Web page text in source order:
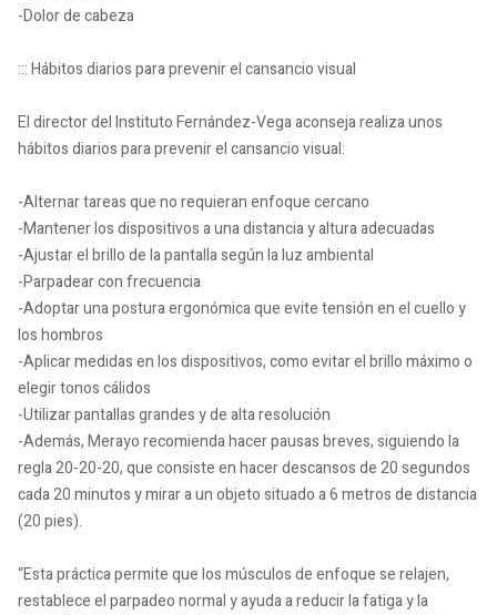
-Dolor de cabeza
::: Hábitos diarios para prevenir el cansancio visual
El director del Instituto Fernández-Vega aconseja realiza unos
hábitos diarios para prevenir el cansancio visual:
-Alternar tareas que no requieran enfoque cercano
-Mantener los dispositivos a una distancia y altura adecuadas
-Ajustar el brillo de la pantalla según la luz ambiental
-Parpadear con frecuencia
-Adoptar una postura ergonómica que evite tensión en el cuello y
los hombros
-Aplicar medidas en los dispositivos, como evitar el brillo máximo o
elegir tonos cálidos
-Utilizar pantallas grandes y de alta resolución
-Además, Merayo recomienda hacer pausas breves, siguiendo la
regla 20-20-20, que consiste en hacer descansos de 20 segundos
cada 20 minutos y mirar a un objeto situado a 6 metros de distancia
(20 pies).
“Esta práctica permite que los músculos de enfoque se relajen,
restablece el parpadeo normal y ayuda a reducir la fatiga y la